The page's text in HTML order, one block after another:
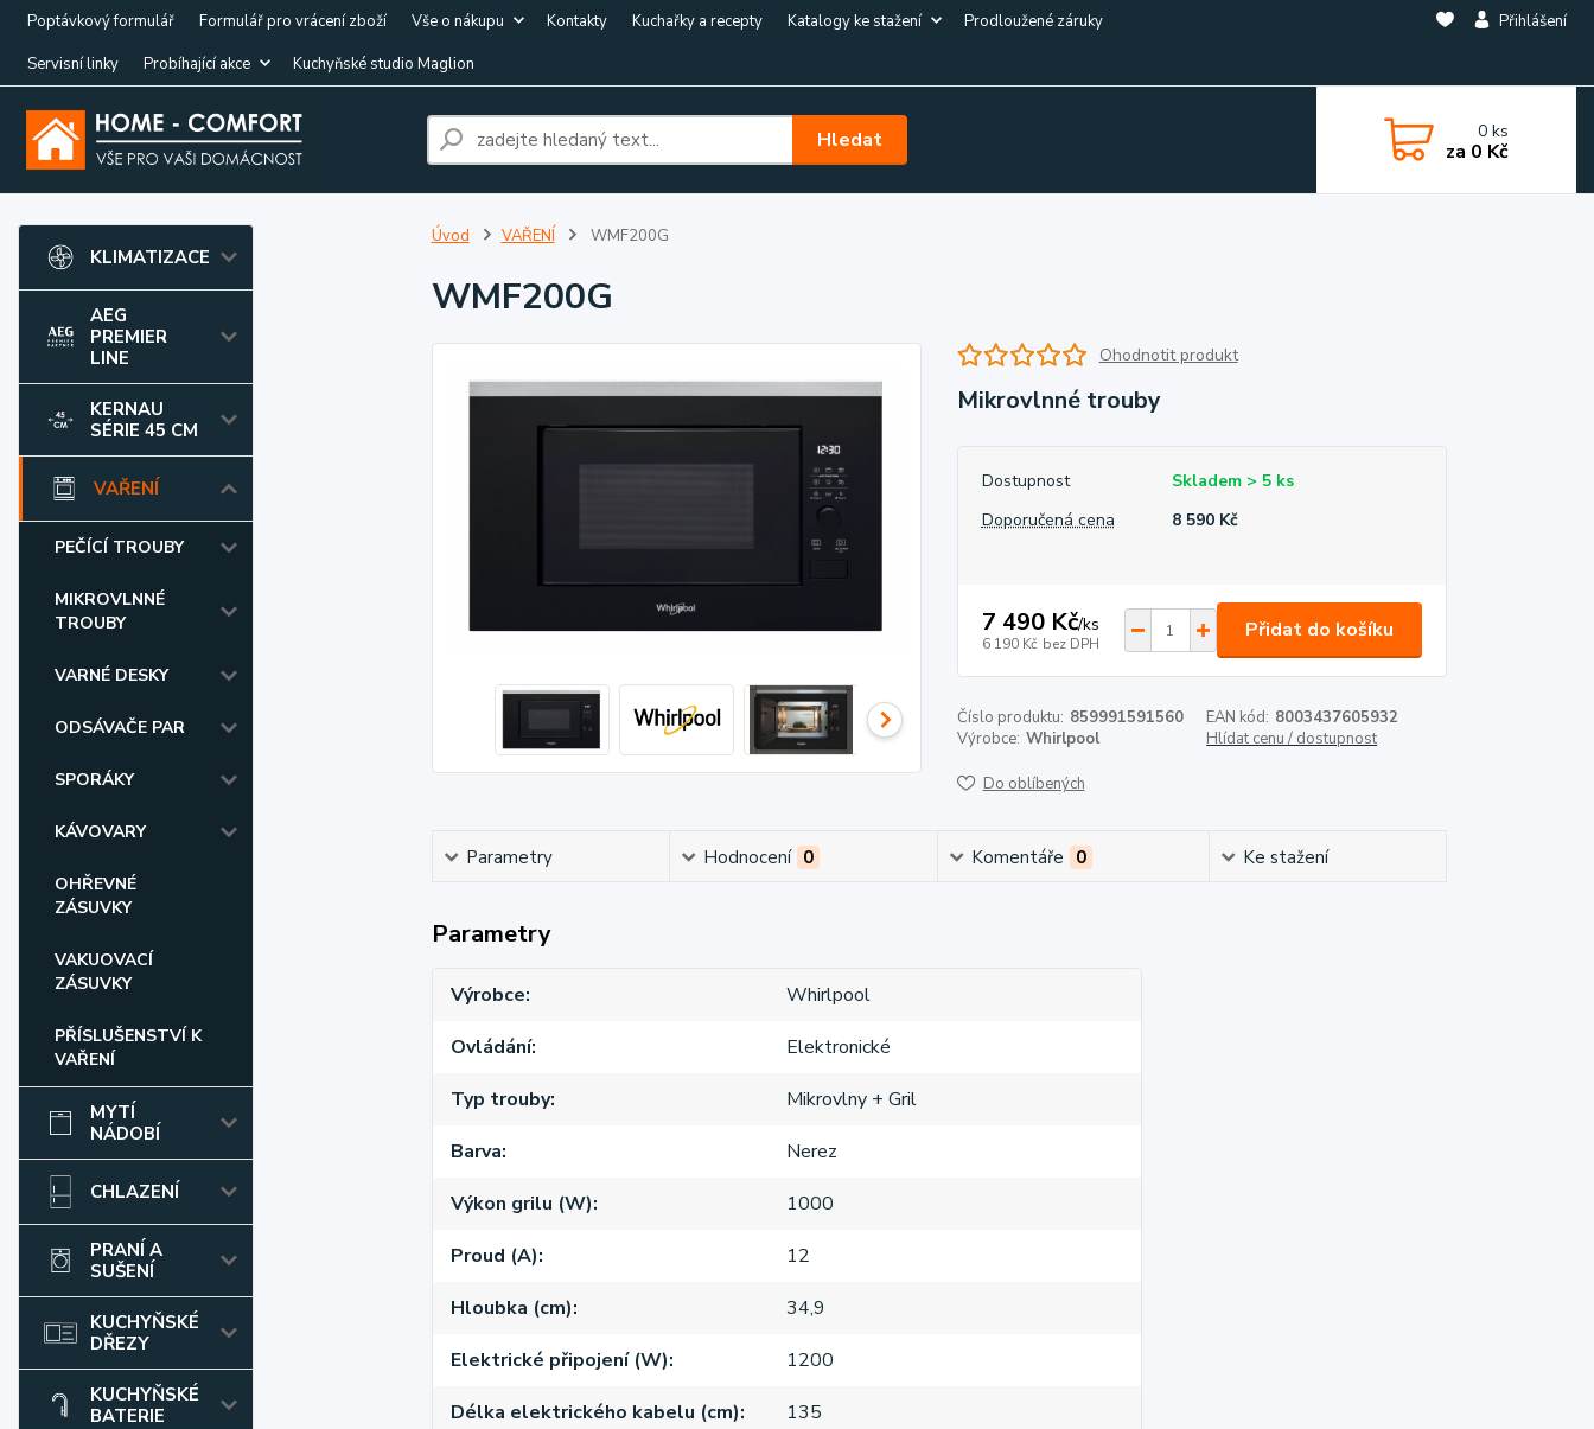
Poptávkový formulář Formulář pro vrácení zboží Vše o nákupu Kontakty Kuchařky a recepty Katalogy ke stažení
Prodloužené záruky
Servisní linky
Probíhající akce Kuchyňské studio Maglion
Přihlášení
Hledat 0 ks
za 0 Kč
KLIMATIZACE
AEG
PREMIER
LINE
KERNAU
SÉRIE 45 CM
VAŘENÍ
PEČÍCÍ TROUBY
MIKROVLNNÉ
TROUBY
VARNÉ DESKY
ODSÁVAČE PAR
SPORÁKY
KÁVOVARY
OHŘEVNÉ
ZÁSUVKY
VAKUOVACÍ
ZÁSUVKY
PŘÍSLUŠENSTVÍ K
VAŘENÍ
MYTÍ
NÁDOBÍ
CHLAZENÍ
PRANÍ A
SUŠENÍ
KUCHYŇSKÉ
DŘEZY
KUCHYŇSKÉ
BATERIE
Úvod VAŘENÍ WMF200G
WMF200G
Ohodnotit produkt
Mikrovlnné trouby
Dostupnost
Skladem > 5 ks
Doporučená cena
8 590 Kč
7 490 Kč/ks
6 190 Kč bez DPH
Přidat do košíku
Číslo produktu: 859991591560 EAN kód: 8003437605932
Výrobce: Whirlpool Hlídat cenu / dostupnost
Do oblíbených
Parametry Hodnocení 0 Komentáře 0 Ke stažení
Parametry
Výrobce
Whirlpool
Ovládání
Elektronické
Typ trouby
Mikrovlny + Gril
Barva
Nerez
Výkon grilu (W)
1000
Proud (A)
12
Hloubka (cm)
34,9
Elektrické připojení (W)
1200
Délka elektrického kabelu (cm)
135